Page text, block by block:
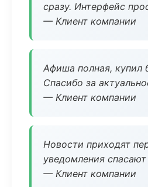
сразу. Интерфейс
— Клиент компании
Афиша полная, купил
Спасибо за
— Клиент компании
Новости приходят
уведомления
— Клиент компании